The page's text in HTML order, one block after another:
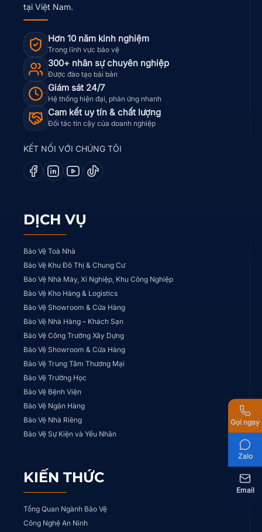
Gọi ngay
Zalo
Email
tại Việt Nam.
Hơn 10 năm kinh nghiệm
Trong lĩnh vực bảo vệ
300+ nhân sự chuyên nghiệp
Được đào tạo bài bản
Giám sát 24/7
Hệ thống hiện đại, phản ứng nhanh
Cam kết uy tín & chất lượng
Đối tác tin cậy của doanh nghiệp
KẾT NỐI VỚI CHÚNG TÔI
DỊCH VỤ
Bảo Vệ Toà Nhà
Bảo Vệ Khu Đô Thị & Chung Cư
Bảo Vệ Nhà Máy, Xí Nghiệp, Khu Công Nghiệp
Bảo Vệ Kho Hàng & Logistics
Bảo Vệ Showroom & Cửa Hàng
Bảo Vệ Nhà Hàng – Khách Sạn
Bảo Vệ Công Trường Xây Dựng
Bảo Vệ Showroom & Cửa Hàng
Bảo Vệ Trung Tâm Thương Mại
Bảo Vệ Trường Học
Bảo Vệ Bệnh Viện
Bảo Vệ Ngân Hàng
Bảo Vệ Nhà Riêng
Bảo Vệ Sự Kiện và Yếu Nhân
KIẾN THỨC
Tổng Quan Ngành Bảo Vệ
Công Nghệ An Ninh